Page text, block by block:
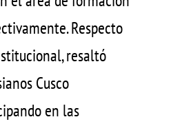
Respecto
resaltó
Cusco
en las